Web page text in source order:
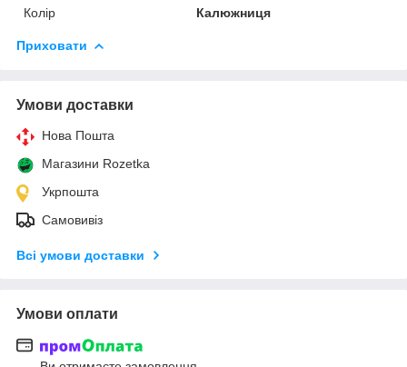
Колір
Калюжниця
Приховати
Умови доставки
Нова Пошта
Магазини Rozetka
Укрпошта
Самовивіз
Всі умови доставки
Умови оплати